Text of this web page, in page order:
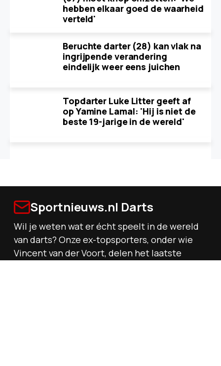
hebben elkaar goed de waarheid
verteld'
Beruchte darter (28) kan vlak na
ingrijpende verandering
eindelijk weer eens juichen
Topdarter Luke Litter geeft af
op Yamine Lamal: 'Hij is niet de
beste 19-jarige in de wereld'